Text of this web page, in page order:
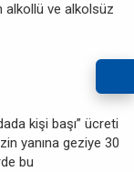
alkollü ve alkolsüz
kişi başı” ücreti
yanına geziye 30
bu